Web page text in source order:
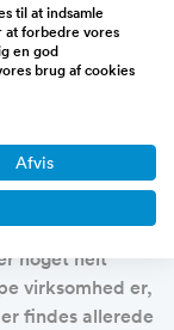
eller køb en
forskellige
Langt
der
vil prøve noget
noget helt
virksomhed er,
findes allerede
til at indsamle
at forbedre vores
en god
brug af cookies
Afvis